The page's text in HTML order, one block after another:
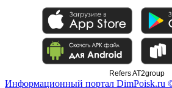
Refers AT2group
Информационный портал DimPoisk.ru